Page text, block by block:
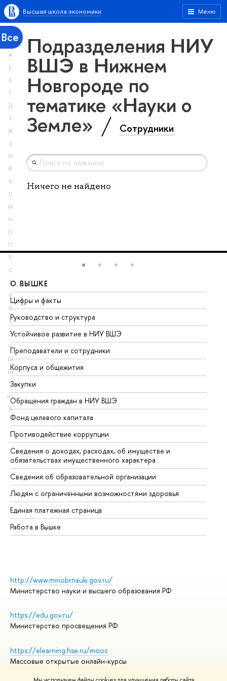
Меню
Высшая школа экономики
Все
А
Б
В
Г
Д
Е
Ж
З
И
Й
К
Л
М
Н
О
П
Р
С
Т
У
Ф
Х
Ц
Ч
Ш
Щ
Э
Ю
Я
Подразделения НИУ
ВШЭ в Нижнем
Новгороде по
тематике «Науки о
Земле» Сотрудники
Ничего не найдено
О ВЫШКЕ
Цифры и факты
Руководство и структура
Устойчивое развитие в НИУ ВШЭ
Преподаватели и сотрудники
Корпуса и общежития
Закупки
Обращения граждан в НИУ ВШЭ
Фонд целевого капитала
Противодействие коррупции
Сведения о доходах, расходах, об имуществе и
обязательствах имущественного характера
Сведения об образовательной организации
Людям с ограниченными возможностями здоровья
Единая платежная страница
Работа в Вышке
http://www.minobrnauki.gov.ru/
Министерство науки и высшего образования РФ
https://edu.gov.ru/
Министерство просвещения РФ
https://elearning.hse.ru/mooc
Массовые открытые онлайн-курсы